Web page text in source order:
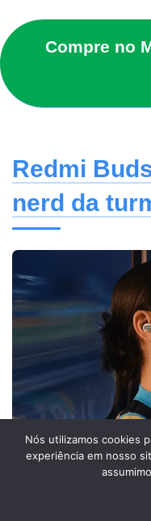
Compre no
Redmi
nerd da
Redmi Buds 4 Pro
Os fones da
Nós utilizamos cookies
experiência em nosso